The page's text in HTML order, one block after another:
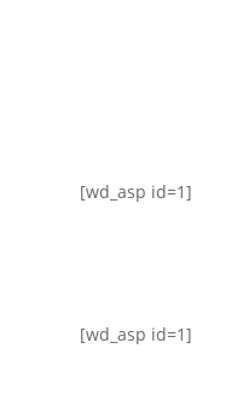
[wd_asp id=1]
[wd_asp id=1]